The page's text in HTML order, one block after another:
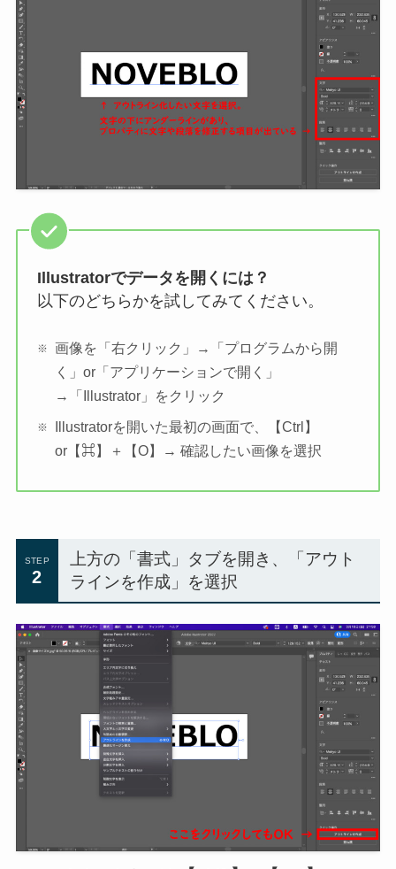
Illustratorでデータを開くには？
以下のどちらかを試してみてください。
画像を「右クリック」→「プログラムから開
く」or「アプリケーションで開く」
→「Illustrator」をクリック
Illustratorを開いた最初の画面で、【Ctrl】
or【⌘】＋【O】→ 確認したい画像を選択
STEP
2
上方の「書式」タブを開き、「アウト
ラインを作成」を選択